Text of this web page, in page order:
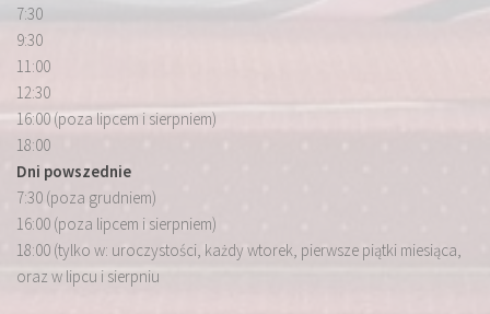
7:30
9:30
11:00
12:30
16:00 (poza lipcem i sierpniem)
18:00
Dni powszednie
7:30 (poza grudniem)
16:00 (poza lipcem i sierpniem)
18:00 (tylko w: uroczystości, każdy wtorek, pierwsze piątki miesiąca,
oraz w lipcu i sierpniu